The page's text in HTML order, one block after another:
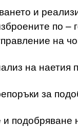
и
по
на
на наетия
за
и подобряване